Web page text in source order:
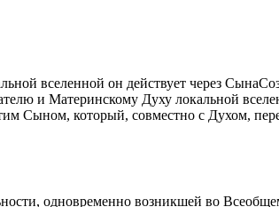
вселенной он действует через
и Материнскому Духу локальной
Сыном, который, совместно с Духом,
одновременно возникшей во